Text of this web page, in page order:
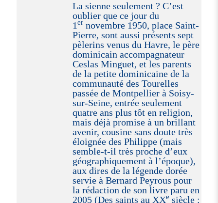
La sienne seulement ? C’est
oublier que ce jour du
1ernovembre 1950, place Saint-
Pierre, sont aussi présents sept
pèlerins venus du Havre, le père
dominicain accompagnateur
Ceslas Minguet, et les parents
de la petite dominicaine de la
communauté des Tourelles
passée de Montpellier à Soisy-
sur-Seine, entrée seulement
quatre ans plus tôt en religion,
mais déjà promise à un brillant
avenir, cousine sans doute très
éloignée des Philippe (mais
semble-t-il très proche d’eux
géographiquement à l’époque),
aux dires de la légende dorée
servie à Bernard Peyrous pour
la rédaction de son livre paru en
2005 (Des saints au XXe siècle :